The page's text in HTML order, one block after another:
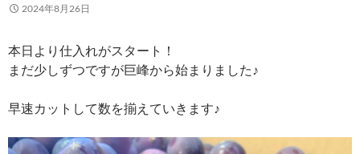
2024年8月26日
本日より仕入れがスタート！
まだ少しずつですが巨峰から始まりました♪
早速カットして数を揃えていきます♪